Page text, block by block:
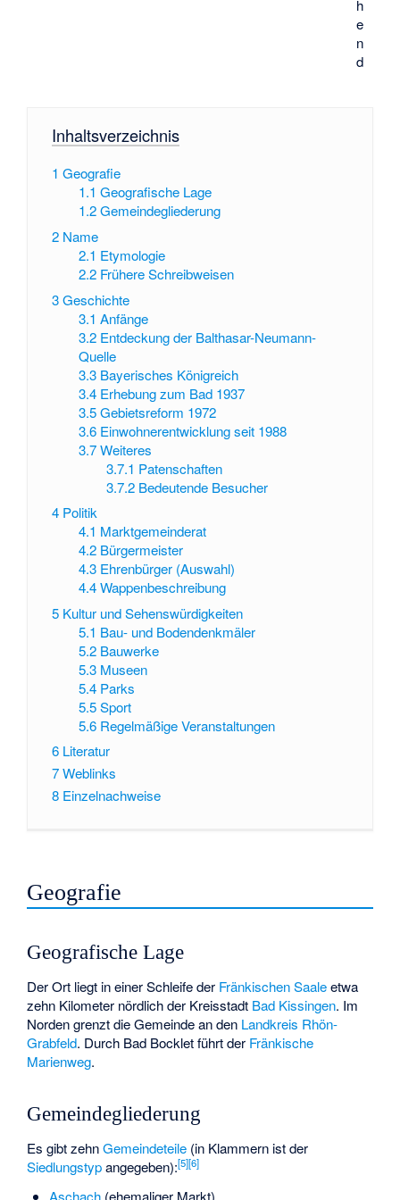
h
e
n
d
Inhaltsverzeichnis
1 Geografie
1.1 Geografische Lage
1.2 Gemeindegliederung
2 Name
2.1 Etymologie
2.2 Frühere Schreibweisen
3Geschichte
3.1 Anfänge
3.2 Entdeckung der Balthasar-Neumann-
Quelle
3.3 Bayerisches Königreich
3.4 Erhebung zum Bad 1937
3.5 Gebietsreform 1972
3.6 Einwohnerentwicklung seit 1988
3.7 Weiteres
3.7.1 Patenschaften
3.7.2 Bedeutende Besucher
4 Politik
4.1 Marktgemeinderat
4.2 Bürgermeister
4.3 Ehrenbürger (Auswahl)
4.4 Wappenbeschreibung
5 Kultur und Sehenswürdigkeiten
5.1 Bau- und Bodendenkmäler
5.2 Bauwerke
5.3 Museen
5.4 Parks
5.5 Sport
5.6 Regelmäßige Veranstaltungen
6 Literatur
7Weblinks
8 Einzelnachweise
Geografie
Geografische Lage
Der Ort liegt in einer Schleife der Fränkischen Saaleetwa
zehn Kilometer nördlich der Kreisstadt Bad Kissingen. Im
Norden grenzt die Gemeinde an den Landkreis Rhön-
Grabfeld. Durch Bad Bocklet führt der Fränkische
Marienweg.
Gemeindegliederung
Es gibt zehnGemeindeteile (in Klammern ist der
Siedlungstypangegeben):[5][6]